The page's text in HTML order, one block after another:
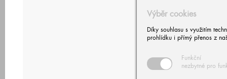
Výběr cookies
Díky souhlasu s využitím
prohlídku i přímý přenos z
Funkční
nezbytné pro